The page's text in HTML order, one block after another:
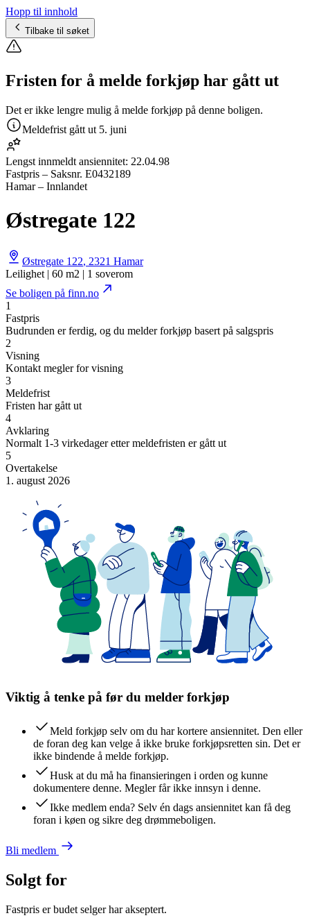
Hopp til innhold
Tilbake til søket
Fristen for å melde forkjøp har gått ut
Det er ikke lengre mulig å melde forkjøp på denne boligen.
Meldefrist gått ut 5. juni
Lengst innmeldt ansiennitet: 22.04.98
Fastpris – Saksnr. E0432189
Hamar – Innlandet
Østregate 122
Østregate 122, 2321 Hamar
Leilighet | 60 m2 | 1 soverom
Se boligen på finn.no
1
Fastpris
Budrunden er ferdig, og du melder forkjøp basert på salgspris
2
Visning
Kontakt megler for visning
3
Meldefrist
Fristen har gått ut
4
Avklaring
Normalt 1-3 virkedager etter meldefristen er gått ut
5
Overtakelse
1. august 2026
Viktig å tenke på før du melder forkjøp
Meld forkjøp selv om du har kortere ansiennitet. Den eller
de foran deg kan velge å ikke bruke forkjøpsretten sin. Det er
ikke bindende å melde forkjøp.
Husk at du må ha finansieringen i orden og kunne
dokumentere denne. Megler får ikke innsyn i denne.
Ikke medlem enda? Selv én dags ansiennitet kan få deg
foran i køen og sikre deg drømmeboligen.
Bli medlem
Solgt for
Fastpris er budet selger har akseptert.